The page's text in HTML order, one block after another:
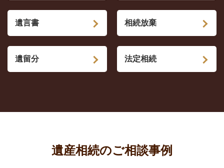
遺言書 相続放棄
遺留分 法定相続
遺産相続のご相談事例